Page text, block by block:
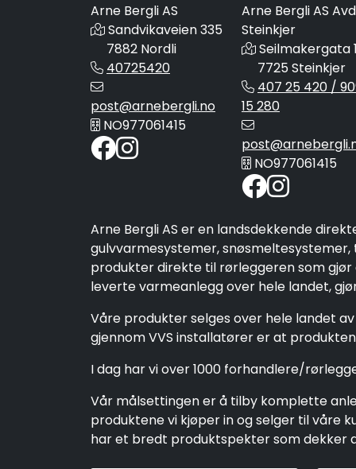
Arne Bergli AS
Sandvikaveien 335
7882 Nordli
40725420
post@arnebergli.no
NO977061415
Arne Bergli AS Avd
Steinkjer
Seilmakergata 1
7725 Steinkjer
407 25 420 /
15 280
NO977061415
Arne Bergli AS er en landsdekkende
gulvvarmesystemer,
produkter direkte til rørleggeren som
leverte varmeanlegg over hele landet,
Våre produkter selges over hele landet
gjennom VVS installatører er at
I dag har vi over 1000 forhandlere/
Vår målsettingen er å tilby komplette
produktene vi kjøper in og selger til våre
har et bredt produktspekter som dekker